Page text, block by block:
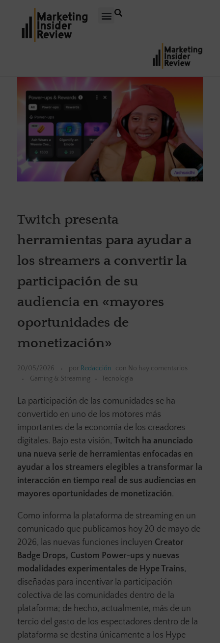
Twitch presenta
herramientas para ayudar a
los streamers a convertir la
participación de su
audiencia en «mayores
oportunidades de
monetización»
20/05/2026 por Redacción con No hay comentarios
Gaming & Streaming
Tecnología
La participación de las comunidades se ha
convertido en uno de los motores más
importantes de la economía de los creadores
digitales. Bajo esta visión, Twitch ha anunciado
una nueva serie de herramientas enfocadas en
ayudar a los streamers elegibles a transformar la
interacción en tiempo real de sus audiencias en
mayores oportunidades de monetización.
Como informa la plataforma de streaming en un
comunicado que publicamos hoy 20 de mayo de
2026, las nuevas funciones incluyen Creator
Badge Drops, Custom Power-ups y nuevas
modalidades experimentales de Hype Trains,
diseñadas para incentivar la participación
colectiva de las comunidades dentro de la
plataforma; de hecho, actualmente, más de un
tercio del gasto de los espectadores dentro de la
plataforma se destina únicamente a los Hype